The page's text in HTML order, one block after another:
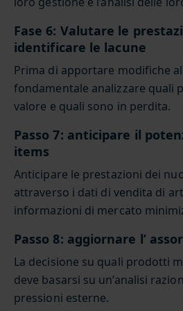
Fase 6: Valutare le
identificare le lacune
Prima di apportare modifiche
fondamentale analizzare quali
valore e quali sono in perdita.
Passo 7: anticipare il
items
Anticipare le prestazioni dei
attraverso i dati di vendita di
informazioni di mercato
Passo 8: aggiornare l’
La decisione su quali prodotti
deve basarsi su un’analisi
pressioni esterne.